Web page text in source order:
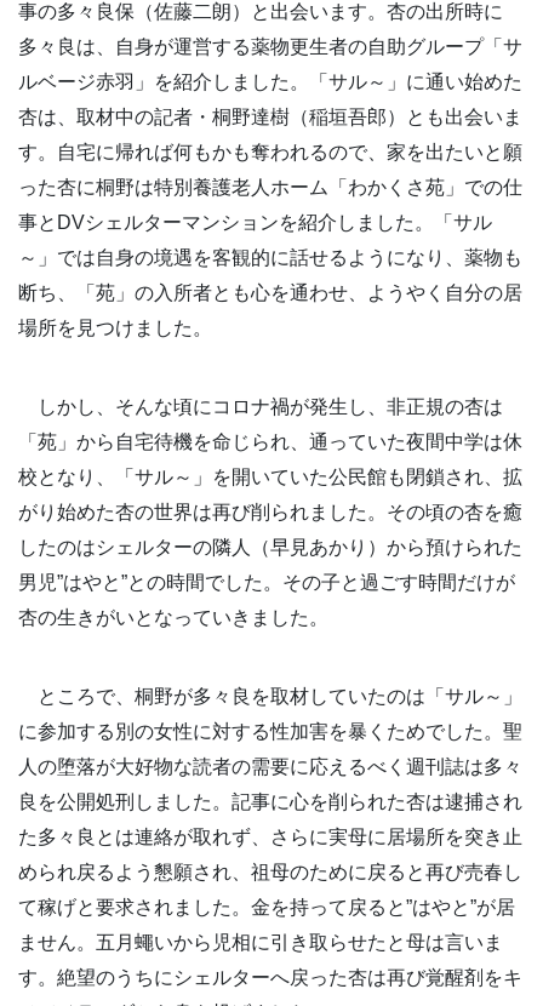
事の多々良保（佐藤二朗）と出会います。杏の出所時に
多々良は、自身が運営する薬物更生者の自助グループ「サ
ルベージ赤羽」を紹介しました。「サル～」に通い始めた
杏は、取材中の記者・桐野達樹（稲垣吾郎）とも出会いま
す。自宅に帰れば何もかも奪われるので、家を出たいと願
った杏に桐野は特別養護老人ホーム「わかくさ苑」での仕
事とDVシェルターマンションを紹介しました。「サル
～」では自身の境遇を客観的に話せるようになり、薬物も
断ち、「苑」の入所者とも心を通わせ、ようやく自分の居
場所を見つけました。
しかし、そんな頃にコロナ禍が発生し、非正規の杏は
「苑」から自宅待機を命じられ、通っていた夜間中学は休
校となり、「サル～」を開いていた公民館も閉鎖され、拡
がり始めた杏の世界は再び削られました。その頃の杏を癒
したのはシェルターの隣人（早見あかり）から預けられた
男児”はやと”との時間でした。その子と過ごす時間だけが
杏の生きがいとなっていきました。
ところで、桐野が多々良を取材していたのは「サル～」
に参加する別の女性に対する性加害を暴くためでした。聖
人の堕落が大好物な読者の需要に応えるべく週刊誌は多々
良を公開処刑しました。記事に心を削られた杏は逮捕され
た多々良とは連絡が取れず、さらに実母に居場所を突き止
められ戻るよう懇願され、祖母のために戻ると再び売春し
て稼げと要求されました。金を持って戻ると”はやと”が居
ません。五月蠅いから児相に引き取らせたと母は言いま
す。絶望のうちにシェルターへ戻った杏は再び覚醒剤をキ